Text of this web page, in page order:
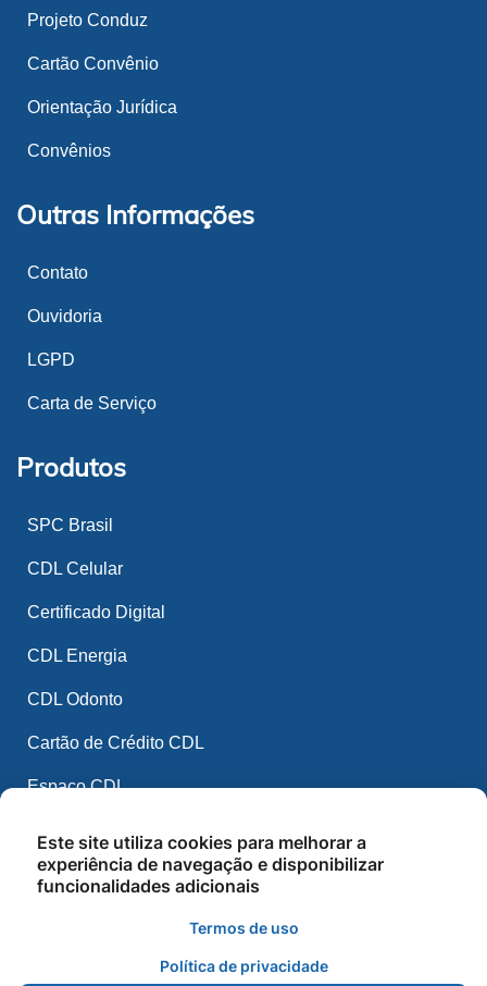
Projeto Conduz
Cartão Convênio
Orientação Jurídica
Convênios
Outras Informações
Contato
Ouvidoria
LGPD
Carta de Serviço
Produtos
SPC Brasil
CDL Celular
Certificado Digital
CDL Energia
CDL Odonto
Cartão de Crédito CDL
Espaço CDL
CDL IA
Cursos e Palestras
Este site utiliza cookies para melhorar a
experiência de navegação e disponibilizar
funcionalidades adicionais
Termos de uso
Política de privacidade